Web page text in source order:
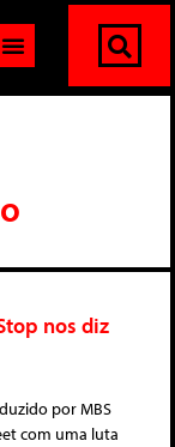
nos diz
por MBS
com uma luta